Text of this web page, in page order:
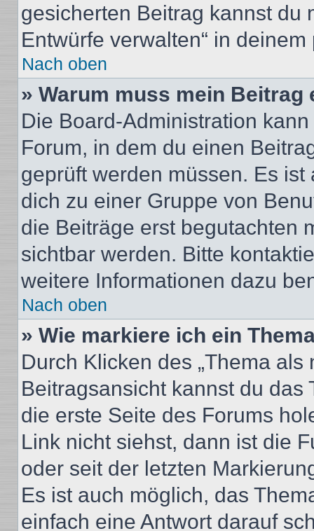
gesicherten Beitrag kannst du
Entwürfe verwalten“ in
Nach oben
» Warum muss mein
Die Board-Administration
Forum, in dem du einen
geprüft werden müssen. Es
dich zu einer Gruppe von
die Beiträge erst begutachten
sichtbar werden. Bitte
weitere Informationen dazu
Nach oben
» Wie markiere ich ein
Durch Klicken des „Thema
Beitragsansicht kannst du
die erste Seite des Forums
Link nicht siehst, dann ist die
oder seit der letzten
Es ist auch möglich, das
einfach eine Antwort darauf